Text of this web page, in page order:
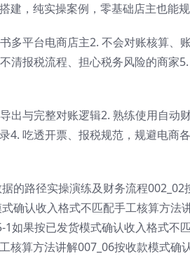
建，纯实操案例，零基础店主也能
多平台电商店主2. 不会对账核算、
清报税流程、担心税务风险的商家
出与完整对账逻辑2. 熟练使用自动
4. 吃透开票、报税规范，规避电商
的路径实操演练及财务流程
确认收入格式不匹配手工核算方法
如果按已发货模式确认收入格式不
核算方法讲解007_06按收款模式确